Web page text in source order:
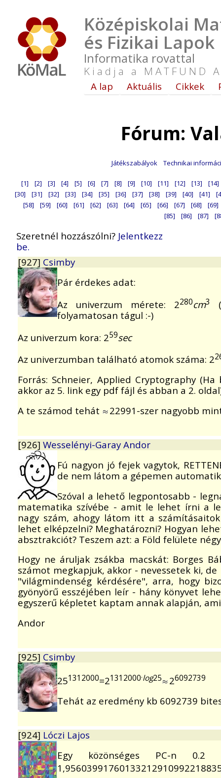
Középiskolai
és Fizikai Lapok
Informatika rovattal
Kiadja a MATFUND
A lap Aktuális Cikkek
Fórum:
Játékszabályok Technikai
[1] [2] [3] [4] [5] [6] [7] [8] [9] [10] [11] [12] [13]
[14]
[30]
[31] [32] [33] [34] [35] [36] [37] [38] [39] [40] [41]
[58]
[59] [60] [61] [62] [63] [64] [65] [66] [67] [68]
[69]
[85]
[86] [87]
Szeretnél hozzászólni? Jelentkezz
be.
[927] Csimby
Pár érdekes adat:
Az univerzum mérete: 2280cm3
folyamatosan tágul :-)
Az univerzum kora: 259sec
Az univerzumban található atomok száma: 2
Forrás: Schneier, Applied Cryptography
akkor az 5. link egy pdf fájl és abban a 2.
A te számod tehát
22991-szer nagyobb
[926] Wesselényi-Garay Andor
Fú nagyon jó fejek vagytok,
de nem látom a gépemen
Szóval a lehető legpontosabb -
matematika szívébe - amit le lehet írni a
nagy szám, ahogy látom itt a
lehet elképzelni? Meghatározni? Hogyan
absztrakciót? Teszem azt: a Föld felülete
Hogy ne áruljak zsákba macskát: Borges
számot megkapjuk, akkor - nevessetek ki,
"világmindenség kérdésére", arra, hogy
gyönyörű esszéjében leír - hány könyvet
egyszerű képletet kaptam annak alapján,
Andor
[925] Csimby
251312000=21312000.log25 26092739
Tehát az eredmény kb 6092739
[924] Lóczi Lajos
Egy közönséges PC-n 0.2